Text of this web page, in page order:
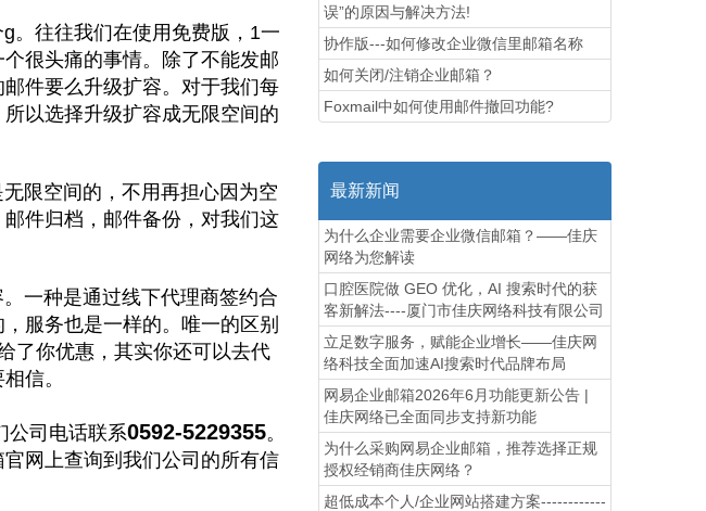
往往我们在使用免费版，1一
很头痛的事情。除了不能发邮
件要么升级扩容。对于我们每
以选择升级扩容成无限空间的
限空间的，不用再担心因为空
件归档，邮件备份，对我们这
一种是通过线下代理商签约合
服务也是一样的。唯一的区别
了你优惠，其实你还可以去代
信。
公司电话联系0592-5229355。
网上查询到我们公司的所有信
误”的原因与解决方法!
协作版---如何修改企业微信里邮箱名称
如何关闭/注销企业邮箱？
Foxmail中如何使用邮件撤回功能?
最新新闻
为什么企业需要企业微信邮箱？——佳庆
网络为您解读
口腔医院做 GEO 优化，AI 搜索时代的获
客新解法----厦门市佳庆网络科技有限公司
立足数字服务，赋能企业增长——佳庆网
络科技全面加速AI搜索时代品牌布局
网易企业邮箱2026年6月功能更新公告 |
佳庆网络已全面同步支持新功能
为什么采购网易企业邮箱，推荐选择正规
授权经销商佳庆网络？
超低成本个人/企业网站搭建方案------------